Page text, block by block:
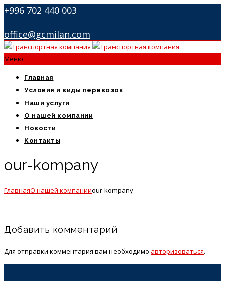
+996 702 440 003
office@gcmilan.com
Меню
Главная
Условия и виды перевозок
Наши услуги
О нашей компании
Новости
Контакты
our-kompany
ГлавнаяО нашей компанииour-kompany
Добавить комментарий
Для отправки комментария вам необходимо авторизоваться.